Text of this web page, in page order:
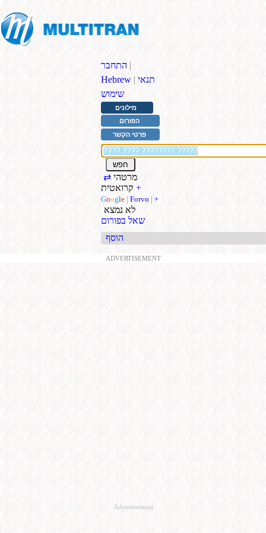
התחבר |
Hebrew | תנאי
שימוש
מילונים
הפורום
פרטי הקשר
מרטהי ⇄
+
Google | Forvo | +
לא נמצא
שאל בפורום
הוסף
ADVERTISEMENT
Advertisement